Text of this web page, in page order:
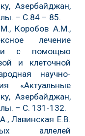
Азербайджан,
– С.84 – 85.
Коробов А.М.,
лечение
с помощью
и клеточной
научно-
«Актуальные
Азербайджан,
– С. 131-132.
Лавинская Е.В.
аллелей